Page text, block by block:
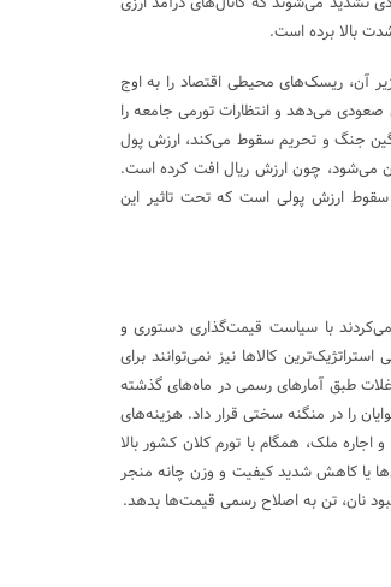
بالا برده است.
آن، ریسک‌های محیطی اقتصاد را به اوج
صعودی می‌دهد و انتظارات تورمی جامعه را
جنگ و تحریم سقوط می‌کند، ارزش پول
می‌شود، چون ارزش ریال افت کرده است.
ارزش پولی است که تحت تاثیر این
با سیاست قیمت‌گذاری دستوری و
کالا‌ها نیز نمی‌توانند برای
طبق آمار‌های رسمی در ماه‌های گذشته
را در منگنه سختی قرار داد. هزینه‌های
ملک، همگام با تورم کلان کشور بالا
یا کاهش شدید کیفیت و وزن چانه منجر
نان، تن به اصلاح رسمی قیمت‌ها بدهد.